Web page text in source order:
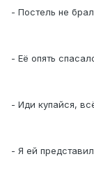
- Постель не
- Её опять
- Иди купайся,
- Я ей